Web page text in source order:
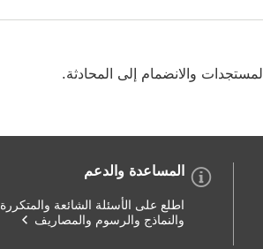
والانضمام إلى المحادثة.
المساعدة والدعم
اطلع على الأسئلة الشائعة والمتكررة
والنماذج والرسوم والمصاريف